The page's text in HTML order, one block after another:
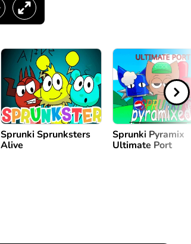
Sprunki Sprunksters
Alive
Sprunki Pyramix
Ultimate Port